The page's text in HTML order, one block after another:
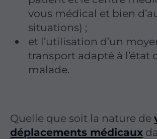
vous médical et bien
situations) ;
et l’utilisation d’un
transport adapté à l’état
malade.
Quelle que soit la nature de
déplacements médicaux